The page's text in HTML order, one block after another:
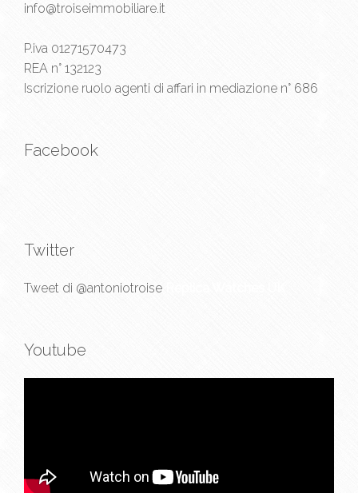
info@troiseimmobiliare.it
P.iva 01271570473
REA n° 132123
Iscrizione ruolo agenti di affari in mediazione n° 686
Facebook
Twitter
Tweet di @antoniotroise
Youtube